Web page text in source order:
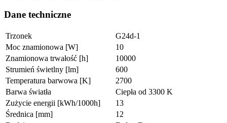
Dane techniczne
Trzonek
G24d-1
Moc znamionowa [W]
10
Znamionowa trwałość [h]
10000
Strumień świetlny [lm]
600
Temperatura barwowa [K]
2700
Barwa światła
Ciepła od 3300 K
Zużycie energii [kWh/1000h]
13
Średnica [mm]
12